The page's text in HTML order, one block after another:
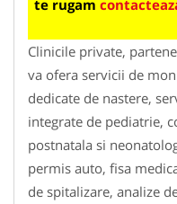
te rugam
Clinicile private,
va ofera servicii de
dedicate de nastere,
integrate de pediatrie,
postnatala si
permis auto, fisa
de spitalizare, analize